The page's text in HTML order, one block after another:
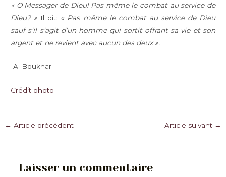
« O Messager de Dieu! Pas même le combat au service de
Dieu? » Il dit: « Pas même le combat au service de Dieu
sauf s’il s’agit d’un homme qui sortit offrant sa vie et son
argent et ne revient avec aucun des deux ».
[Al Boukhari]
Crédit photo
Navigation
← Article précédent Article suivant →
Laisser un commentaire